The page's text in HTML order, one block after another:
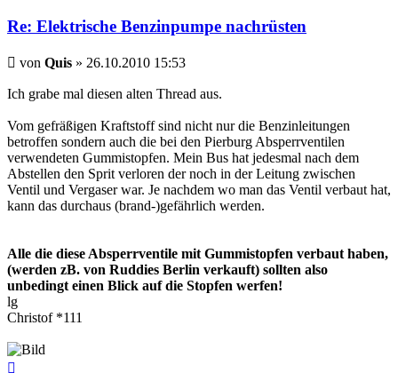
Re: Elektrische Benzinpumpe nachrüsten
Beitrag
von Quis » 26.10.2010 15:53
Ich grabe mal diesen alten Thread aus.
Vom gefräßigen Kraftstoff sind nicht nur die Benzinleitungen
betroffen sondern auch die bei den Pierburg Absperrventilen
verwendeten Gummistopfen. Mein Bus hat jedesmal nach dem
Abstellen den Sprit verloren der noch in der Leitung zwischen
Ventil und Vergaser war. Je nachdem wo man das Ventil verbaut hat,
kann das durchaus (brand-)gefährlich werden.
Alle die diese Absperrventile mit Gummistopfen verbaut haben,
(werden zB. von Ruddies Berlin verkauft) sollten also
unbedingt einen Blick auf die Stopfen werfen!
lg
Christof *111